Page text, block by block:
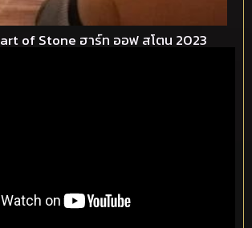
of Stone ฮาร์ท ออฟ สโตน 2023